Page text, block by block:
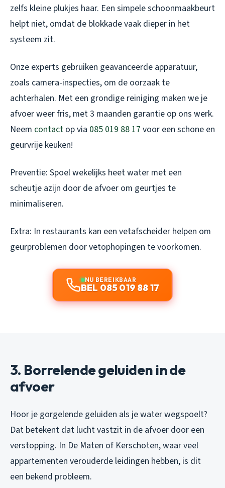
zelfs kleine plukjes haar. Een simpele schoonmaakbeurt
helpt niet, omdat de blokkade vaak dieper in het
systeem zit.
Onze experts gebruiken geavanceerde apparatuur,
zoals camera-inspecties, om de oorzaak te
achterhalen. Met een grondige reiniging maken we je
afvoer weer fris, met 3 maanden garantie op ons werk.
Neem contact op via 085 019 88 17 voor een schone en
geurvrije keuken!
Preventie: Spoel wekelijks heet water met een
scheutje azijn door de afvoer om geurtjes te
minimaliseren.
Extra: In restaurants kan een vetafscheider helpen om
geurproblemen door vetophopingen te voorkomen.
NU BEREIKBAAR
BEL 085 019 88 17
3. Borrelende geluiden in de
afvoer
Hoor je gorgelende geluiden als je water wegspoelt?
Dat betekent dat lucht vastzit in de afvoer door een
verstopping. In De Maten of Kerschoten, waar veel
appartementen verouderde leidingen hebben, is dit
een bekend probleem.